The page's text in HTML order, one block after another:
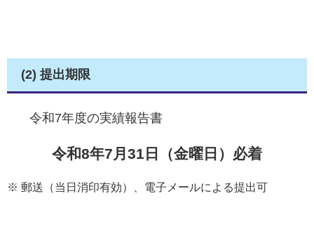
(2) 提出期限
令和7年度の実績報告書
令和8年7月31日（金曜日）必着
※ 郵送（当日消印有効）、電子メールによる提出可​